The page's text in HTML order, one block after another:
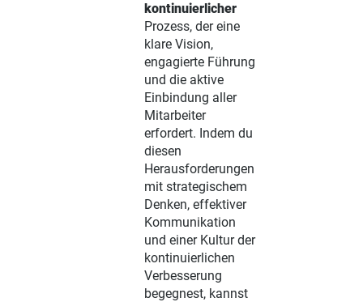
kontinuierlicher
Prozess, der eine
klare Vision,
engagierte Führung
und die aktive
Einbindung aller
Mitarbeiter
erfordert. Indem du
diesen
Herausforderungen
mit strategischem
Denken, effektiver
Kommunikation
und einer Kultur der
kontinuierlichen
Verbesserung
begegnest, kannst